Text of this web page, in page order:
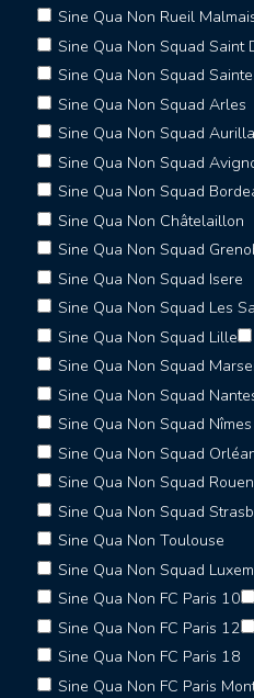
Sine Qua Non Rueil
Sine Qua Non Squad Saint
Sine Qua Non Squad
Sine Qua Non Squad Arles
Sine Qua Non Squad
Sine Qua Non Squad
Sine Qua Non Squad
Sine Qua Non Châtelaillon
Sine Qua Non Squad
Sine Qua Non Squad Isere
Sine Qua Non Squad Les
Sine Qua Non Squad Lille
Sine Qua Non Squad
Sine Qua Non Squad
Sine Qua Non Squad Nîmes
Sine Qua Non Squad
Sine Qua Non Squad Rouen
Sine Qua Non Squad
Sine Qua Non Toulouse
Sine Qua Non Squad
Sine Qua Non FC Paris 10
Sine Qua Non FC Paris 12
Sine Qua Non FC Paris 18
Sine Qua Non FC Paris